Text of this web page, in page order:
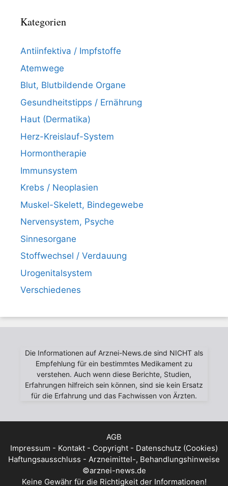
Kategorien
Antiinfektiva / Impfstoffe
Atemwege
Blut, Blutbildende Organe
Gesundheitstipps / Ernährung
Haut (Dermatika)
Herz-Kreislauf-System
Hormontherapie
Immunsystem
Krebs / Neoplasien
Muskel-Skelett, Bindegewebe
Nervensystem, Psyche
Sinnesorgane
Stoffwechsel / Verdauung
Urogenitalsystem
Verschiedenes
Die Informationen auf Arznei-News.de sind NICHT als
Empfehlung für ein bestimmtes Medikament zu
verstehen. Auch wenn diese Berichte, Studien,
Erfahrungen hilfreich sein können, sind sie kein Ersatz
für die Erfahrung und das Fachwissen von Ärzten.
AGB
Impressum - Kontakt - Copyright - Datenschutz (Cookies)
Haftungsausschluss - Arzneimittel-, Behandlungshinweise
©arznei-news.de
Keine Gewähr für die Richtigkeit der Informationen!